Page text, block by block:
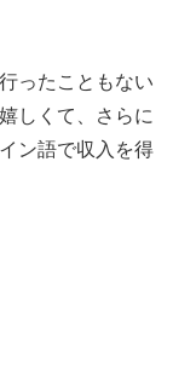
ったこともない
しくて、さらに
ン語で収入を得